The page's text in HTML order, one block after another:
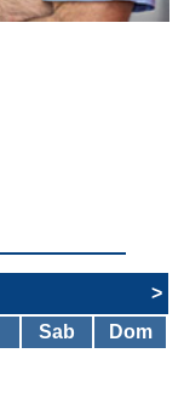
>
Sab Dom